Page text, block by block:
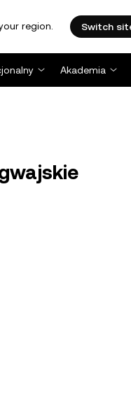
region. Switch
Akademia